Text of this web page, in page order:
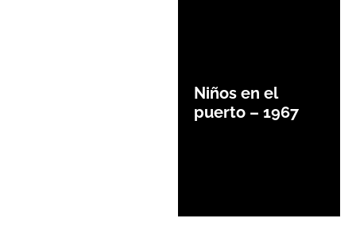
Niños en el
puerto – 1967